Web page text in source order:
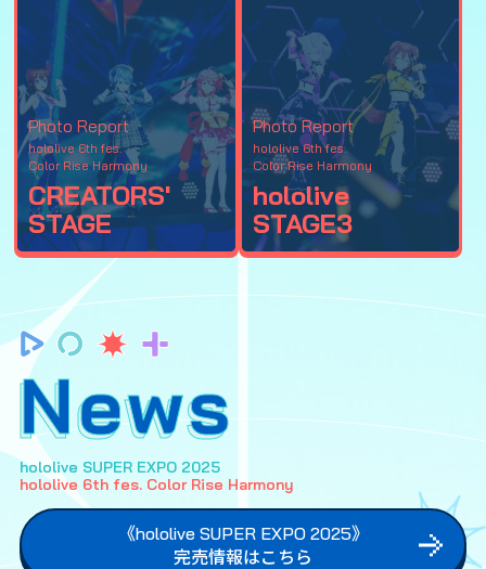
Photo Report
hololive 6th fes.
Color Rise Harmony
CREATORS'
STAGE
Photo Report
hololive 6th fes.
Color Rise Harmony
hololive
STAGE3
News
hololive SUPER EXPO 2025
hololive 6th fes. Color Rise Harmony
《hololive SUPER EXPO 2025》
完売情報はこちら